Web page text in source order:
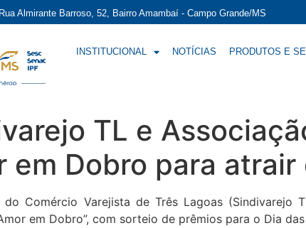
Rua Almirante Barroso, 52, Bairro Amambaí - Campo Grande/MS
INSTITUCIONAL NOTÍCIAS PRODUTOS E
TL e
em Dobro para
do Comércio Varejista de Três Lagoas
em Dobro”, com sorteio de prêmios para o Dia